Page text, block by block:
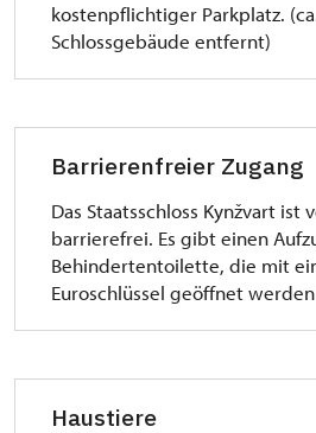
kostenpflichtiger Parkplatz.
Schlossgebäude entfernt)
Barrierenfreier Zugang
Das Staatsschloss Kynžvart ist
barrierefrei. Es gibt einen
Behindertentoilette, die mit
Euroschlüssel geöffnet
Haustiere